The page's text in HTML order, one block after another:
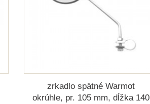
zrkadlo spätné Warmot
okrúhle, pr. 105 mm, dĺžka 140